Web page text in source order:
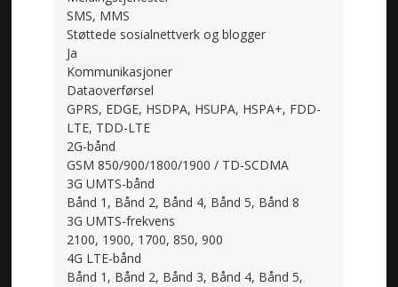
SMS, MMS
Støttede sosialnettverk og blogger
Ja
Kommunikasjoner
Dataoverførsel
GPRS, EDGE, HSDPA, HSUPA, HSPA+, FDD-
LTE, TDD-LTE
2G-bånd
GSM 850/900/1800/1900 / TD-SCDMA
3G UMTS-bånd
Bånd 1, Bånd 2, Bånd 4, Bånd 5, Bånd 8
3G UMTS-frekvens
2100, 1900, 1700, 850, 900
4G LTE-bånd
Bånd 1, Bånd 2, Bånd 3, Bånd 4, Bånd 5,